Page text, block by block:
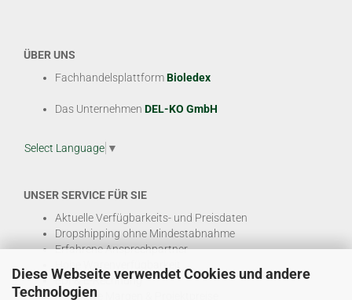
Diese Webseite verwendet Cookies und andere
Technologien
ÜBER UNS
FachhandelsplattformBioledex
Das Unternehmen DEL-KO GmbH
Select Language ▼
UNSER SERVICE FÜR SIE
Aktuelle Verfügbarkeits- und Preisdaten
Dropshipping ohne Mindestabnahme
Erfahrene Ansprechpartner
Hohe Warenverfügbarkeit
EDI & E-Rechnung
Attraktive Margen & Projektpreise